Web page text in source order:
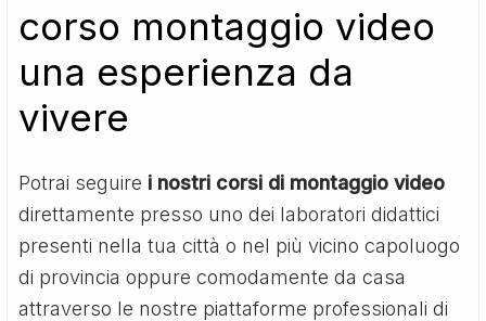
corso montaggio video
una esperienza da
vivere
Potrai seguire i nostri corsi di montaggio video
direttamente presso uno dei laboratori didattici
presenti nella tua città o nel più vicino capoluogo
di provincia oppure comodamente da casa
attraverso le nostre piattaforme professionali di